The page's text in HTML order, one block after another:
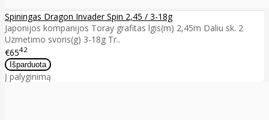
Spiningas Dragon Invader Spin 2,45 / 3-18g
Japonijos kompanijos Toray grafitas lgis(m) 2,45m Daliu sk. 2
Uzmetimo svoris(g) 3-18g Tr..
€6542
Į palyginimą